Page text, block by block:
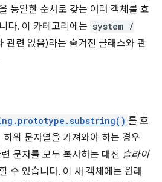
동일한 순서로 갖는 여러 객체를 효
다. 이 카테고리에는 system /
관련 없음)라는 숨겨진 클래스와 관
를 호
하위 문자열을 가져와야 하는 경우
문자를 모두 복사하는 대신 슬라이
수 있습니다. 이 새 객체에는 원래